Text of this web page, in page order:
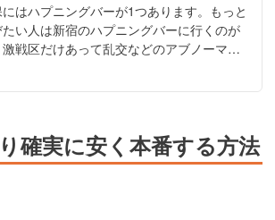
はハプニングバーが1つあります。もっと
い人は新宿のハプニングバーに行くのが
戦区だけあって乱交などのアブノーマル
す。大久保及び周辺の新宿で本番確率の
験談と絡めて紹介します！
確実に安く本番する方法